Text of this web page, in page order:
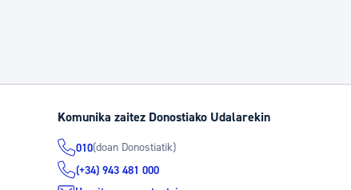
Komunika zaitez Donostiako Udalarekin
010(doan Donostiatik)
(+34) 943 481 000